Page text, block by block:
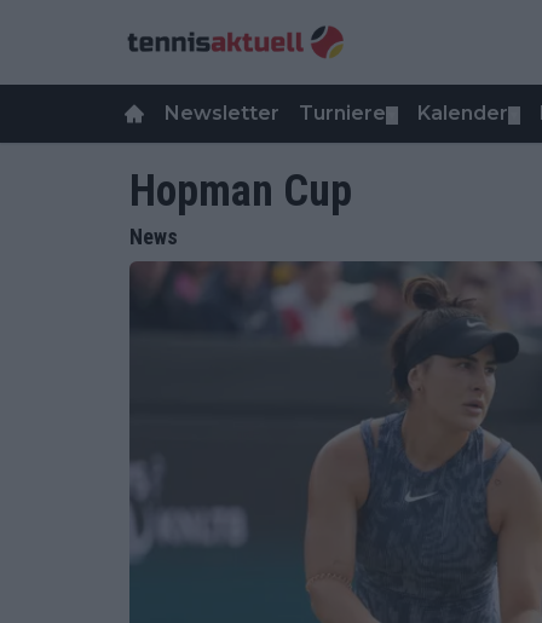
Newsletter Turniere Kalender
Hopman Cup
News